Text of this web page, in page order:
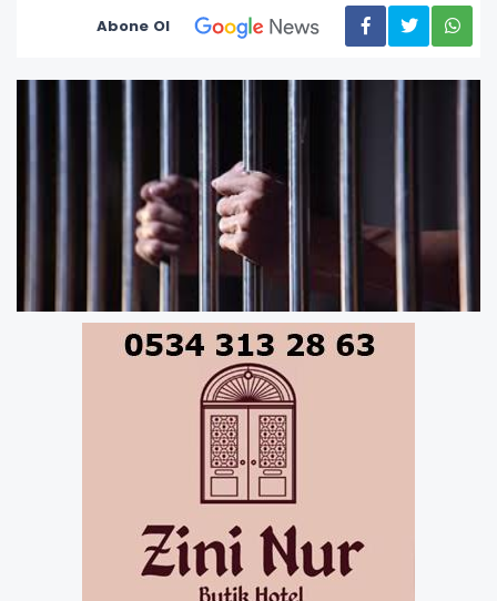
Abone Ol